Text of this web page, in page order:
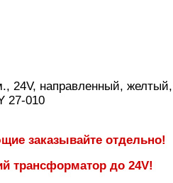
24V, направленный, желтый,
27-010
заказывайте отдельно!
трансформатор до 24V!